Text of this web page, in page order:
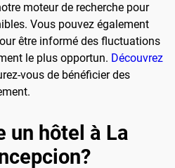
moteur de recherche pour
Vous pouvez également
être informé des fluctuations
le plus opportun. Découvrez
vous de bénéficier des
un hôtel à La